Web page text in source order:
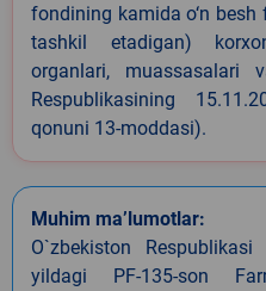
fondining kamida o‘n
tashkil etadigan)
organlari, muassasalari
Respublikasining
qonuni 13-moddasi).
Muhim ma’lumotlar:
O`zbekiston
yildagi PF-135-son